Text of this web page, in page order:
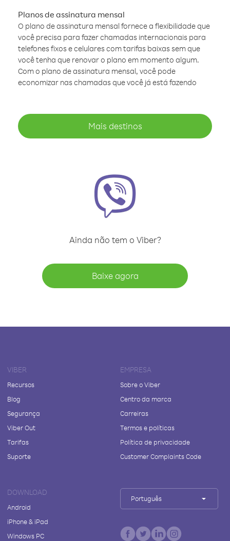
Planos de assinatura mensal
O plano de assinatura mensal fornece a flexibilidade que
você precisa para fazer chamadas internacionais para
telefones fixos e celulares com tarifas baixas sem que
você tenha que renovar o plano em momento algum.
Com o plano de assinatura mensal, você pode
economizar nas chamadas que você já está fazendo
Mais destinos
Ainda não tem o Viber?
Baixe agora
VIBER
Recursos
Blog
Segurança
Viber Out
Tarifas
Suporte
EMPRESA
Sobre o Viber
Centro da marca
Carreiras
Termos e políticas
Política de privacidade
Customer Complaints Code
DOWNLOAD
Android
iPhone & iPad
Windows PC
Português